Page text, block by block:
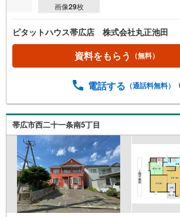
画像29枚
ピタットハウス帯広店 株式会社丸正池田
資料をもらう （無料）
電話する （通話料無料）
帯広市西二十一条南5丁目